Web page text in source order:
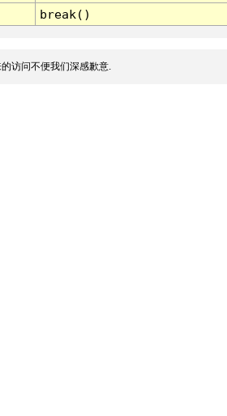
break()
访问不便我们深感歉意.